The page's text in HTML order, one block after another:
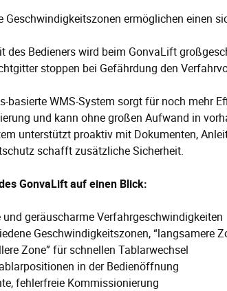
Geschwindigkeitszonen ermöglichen einen
des Bedieners wird beim GonvaLift
stoppen bei Gefährdung den
basierte WMS-System sorgt für noch mehr
und kann ohne großen Aufwand in
unterstützt proaktiv mit Dokumenten,
schafft zusätzliche Sicherheit.
GonvaLift auf einen Blick:
und geräuscharme Verfahrgeschwindigkeiten
Geschwindigkeitszonen, “langsamere
Zone” für schnellen Tablarwechsel
in der Bedienöffnung
fehlerfreie Kommissionierung